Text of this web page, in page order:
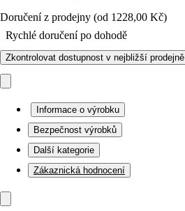
Doručení z prodejny (od 1228,00 Kč)
Rychlé doručení po dohodě
Zkontrolovat dostupnost v nejbližší prodejně
Informace o výrobku
Bezpečnost výrobků
Další kategorie
Zákaznická hodnocení